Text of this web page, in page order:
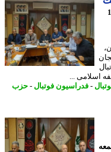
...
-فدراسیون فوتبال-حزب